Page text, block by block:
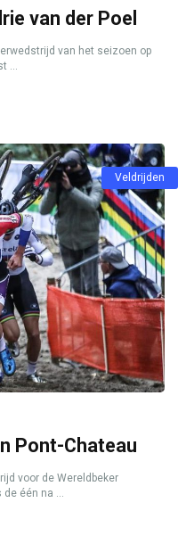
van der Poel
van het seizoen op
...
Veldrijden
Pont-Chateau
voor de Wereldbeker
één na ...